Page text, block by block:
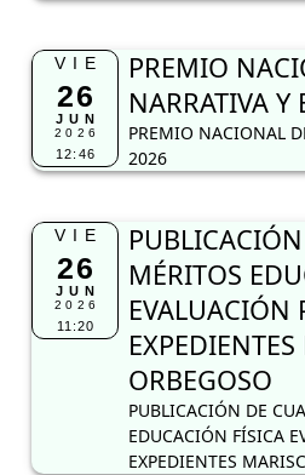
VIE
26
JUN
2026
12:46
PREMIO
NARRATIVA Y
PREMIO NACIONAL
2026
VIE
26
JUN
2026
11:20
MÉRITOS
EVALUACIÓN
ORBEGOSO
PUBLICACIÓN DE
EDUCACIÓN FÍSICA
EXPEDIENTES